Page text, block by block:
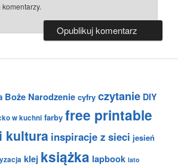
Boże Narodzenie cyfry czytanie DIY
w kuchni farby free printable
kultura inspiracje z sieci jesień
klej książka lapbook lato